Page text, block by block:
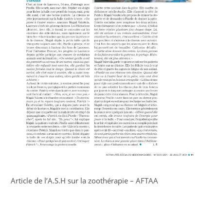
Article de l’A.S.H sur la zoothérapie – AFTAA